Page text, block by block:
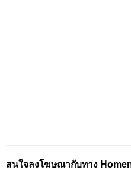
สนใจลงโฆษณากับทาง